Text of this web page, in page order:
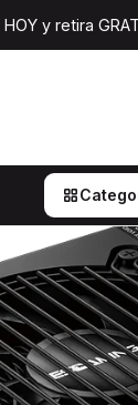
HOY y retira
Inicio